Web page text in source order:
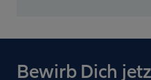
Bewirb Dich